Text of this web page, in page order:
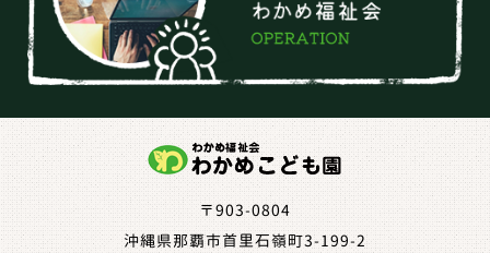
〒903-0804
沖縄県那覇市首里石嶺町3-199-2